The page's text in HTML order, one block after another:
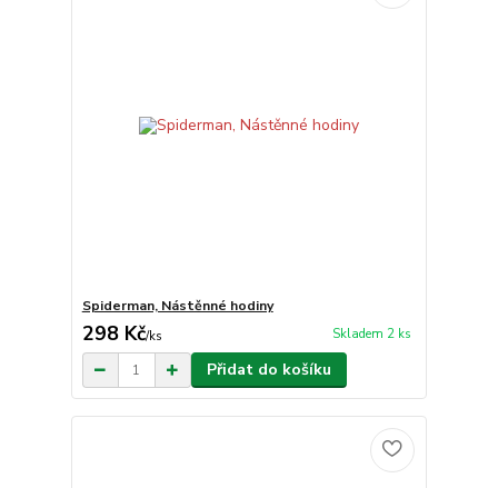
Spiderman, Nástěnné hodiny
298 Kč/ks Skladem 2 ks
Přidat do košíku